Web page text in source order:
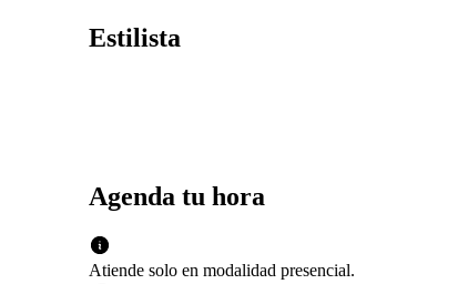
Estilista
Agenda tu hora
Atiende solo en modalidad presencial.